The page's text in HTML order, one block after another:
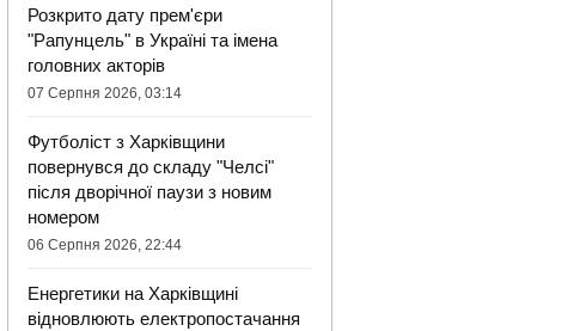
Розкрито дату прем'єри
"Рапунцель" в Україні та імена
головних акторів
07 Серпня 2026, 03:14
Футболіст з Харківщини
повернувся до складу "Челсі"
після дворічної паузи з новим
номером
06 Серпня 2026, 22:44
Енергетики на Харківщині
відновлюють електропостачання